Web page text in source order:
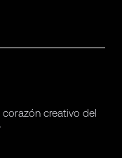
creativo del